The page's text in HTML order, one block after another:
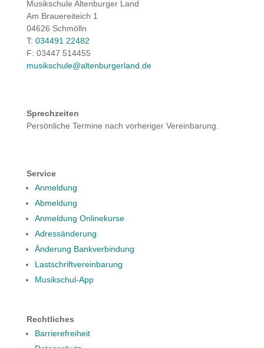
Musikschule Altenburger Land
Am Brauereiteich 1
04626 Schmölln
T: 034491 22482
F: 03447 514455
musikschule@altenburgerland.de
Sprechzeiten
Persönliche Termine nach vorheriger Vereinbarung.
Service
Anmeldung
Abmeldung
Anmeldung Onlinekurse
Adressänderung
Änderung Bankverbindung
Lastschriftvereinbarung
Musikschul-App
Rechtliches
Barrierefreiheit